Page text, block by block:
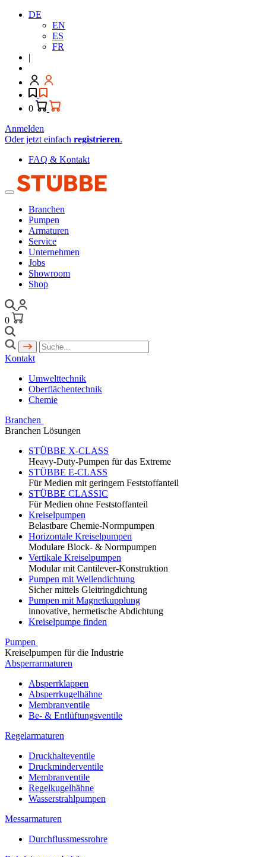
DE
EN
ES
FR
|
0
Anmelden
Oder jetzt einfach registrieren.
FAQ & Kontakt
Branchen
Pumpen
Armaturen
Service
Unternehmen
Jobs
Showroom
Shop
0
Kontakt
Umwelttechnik
Oberflächentechnik
Chemie
Branchen
Branchen Lösungen
STÜBBE X-CLASS
Heavy-Duty-Pumpen für das Extreme
STÜBBE E-CLASS
Für Medien mit geringem Feststoffanteil
STÜBBE CLASSIC
Für Medien ohne Feststoffanteil
Kreiselpumpen
Belastbare Chemie-Normpumpen
Horizontale Kreiselpumpen
Modulare Block- & Normpumpen
Vertikale Kreiselpumpen
Modular mit Cantilever-Konstruktion
Pumpen mit Wellendichtung
Sicher mittels Gleitringdichtung
Pumpen mit Magnetkupplung
innovative, hermetische Abdichtung
Kreiselpumpe finden
Pumpen
Kreiselpumpen für die Industrie
Absperrarmaturen
Absperrklappen
Absperrkugelhähne
Membranventile
Be- & Entlüftungsventile
Regelarmaturen
Druckhalteventile
Druckminderventile
Membranventile
Regelkugelhähne
Wasserstrahlpumpen
Messarmaturen
Durchflussmessrohre